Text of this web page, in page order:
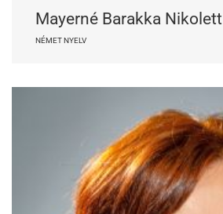
Mayerné Barakka Nikolett
NÉMET NYELV